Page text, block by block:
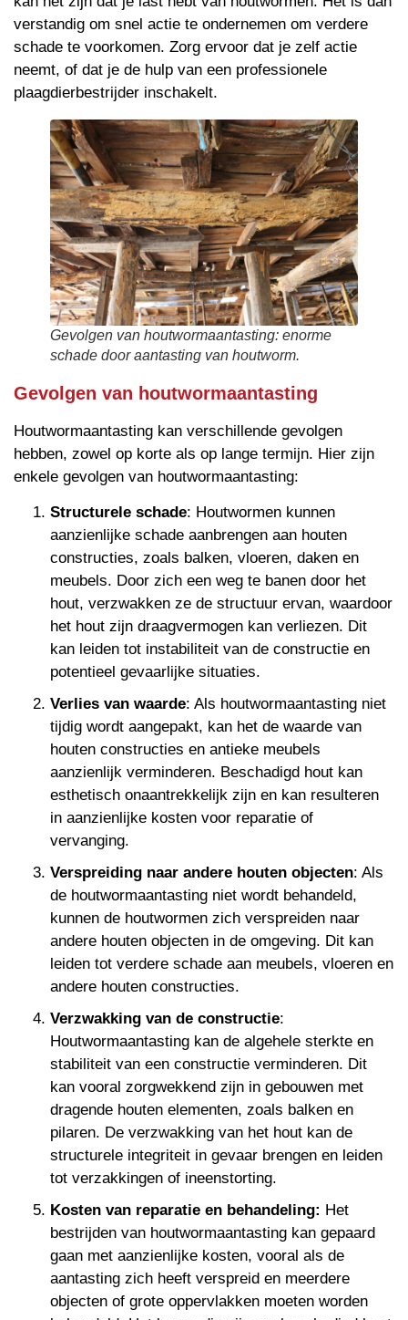
verstandig om snel actie te ondernemen om verdere
schade te voorkomen. Zorg ervoor dat je zelf actie
neemt, of dat je de hulp van een professionele
plaagdierbestrijder inschakelt.
Gevolgen van houtwormaantasting: enorme
schade door aantasting van houtworm.
Gevolgen van houtwormaantasting
Houtwormaantasting kan verschillende gevolgen
hebben, zowel op korte als op lange termijn. Hier zijn
enkele gevolgen van houtwormaantasting:
Structurele schade: Houtwormen kunnen
aanzienlijke schade aanbrengen aan houten
constructies, zoals balken, vloeren, daken en
meubels. Door zich een weg te banen door het
hout, verzwakken ze de structuur ervan, waardoor
het hout zijn draagvermogen kan verliezen. Dit
kan leiden tot instabiliteit van de constructie en
potentieel gevaarlijke situaties.
Verlies van waarde: Als houtwormaantasting niet
tijdig wordt aangepakt, kan het de waarde van
houten constructies en antieke meubels
aanzienlijk verminderen. Beschadigd hout kan
esthetisch onaantrekkelijk zijn en kan resulteren
in aanzienlijke kosten voor reparatie of
vervanging.
Verspreiding naar andere houten objecten: Als
de houtwormaantasting niet wordt behandeld,
kunnen de houtwormen zich verspreiden naar
andere houten objecten in de omgeving. Dit kan
leiden tot verdere schade aan meubels, vloeren en
andere houten constructies.
Verzwakking van de constructie:
Houtwormaantasting kan de algehele sterkte en
stabiliteit van een constructie verminderen. Dit
kan vooral zorgwekkend zijn in gebouwen met
dragende houten elementen, zoals balken en
pilaren. De verzwakking van het hout kan de
structurele integriteit in gevaar brengen en leiden
tot verzakkingen of ineenstorting.
Kosten van reparatie en behandeling: Het
bestrijden van houtwormaantasting kan gepaard
gaan met aanzienlijke kosten, vooral als de
aantasting zich heeft verspreid en meerdere
objecten of grote oppervlakken moeten worden